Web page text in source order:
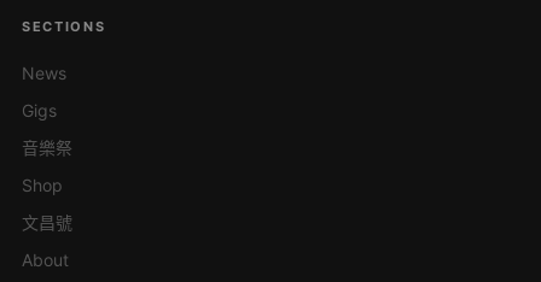
SECTIONS
News
Gigs
音樂祭
Shop
文昌號
About